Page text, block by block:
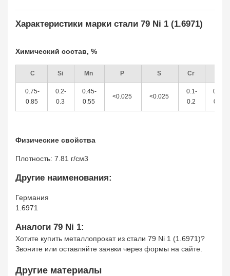
Характеристики марки стали 79 Ni 1 (1.6971)
Химический состав, %
C Si Mn P S Cr
0.75-
0.85
0.2-
0.3
0.45-
0.55
<0.025 <0.025
0.1-
0.2
0.1-
0.2
Физические свойства
Плотность: 7.81 г/см3
Другие наименования:
Германия
1.6971
Аналоги 79 Ni 1:
Хотите купить металлопрокат из стали 79 Ni 1 (1.6971)?
Звоните или оставляйте заявки через формы на сайте.
Другие материалы